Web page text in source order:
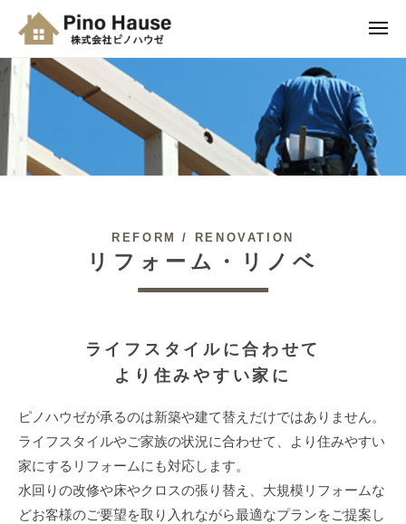
テ
ン
ツ
へ
ス
株
式
会
社
ピ
理
想
を
。
メ
REFORM / RENOVATION
リフォーム・リノベ
ライフスタイルに合わせて
より住みやすい家に
ピノハウゼが承るのは新築や建て替えだけではありません。
ライフスタイルやご家族の状況に合わせて、より住みやすい
家にするリフォームにも対応します。
水回りの改修や床やクロスの張り替え、大規模リフォームな
どお客様のご要望を取り入れながら最適なプランをご提案し
式
会
社
ピ
ノ
ウ
ゼ
ー